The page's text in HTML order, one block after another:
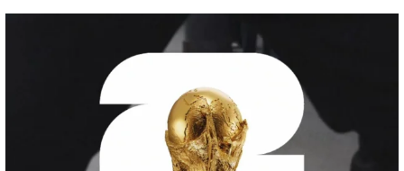
C`est l`heure du calcio !!
La Coupe du
...
27 5